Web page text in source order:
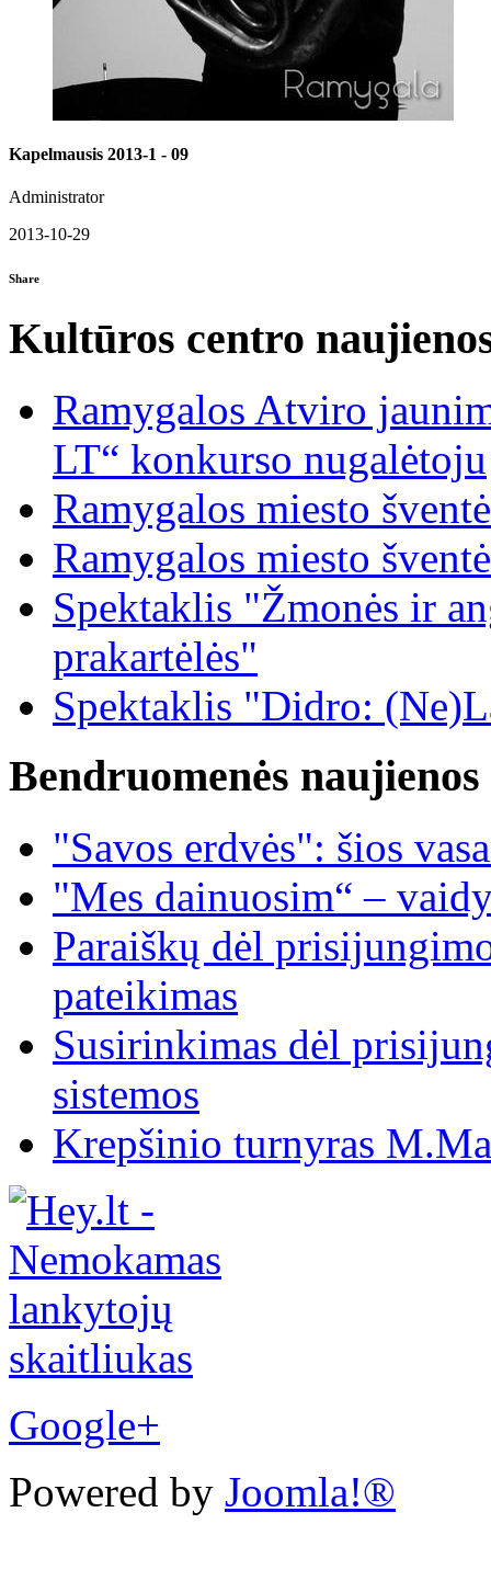
Kapelmausis 2013-1 - 09
Administrator
2013-10-29
Share
Kultūros centro
Ramygalos Atviro
LT“ konkurso nugalėtoju
Ramygalos miesto šventė
Ramygalos miesto šventė
Spektaklis "Žmonės ir
prakartėlės"
Spektaklis "Didro:
Bendruomenės naujienos
"Savos erdvės": šios
"Mes dainuosim“ –
Paraiškų dėl
pateikimas
Susirinkimas dėl
sistemos
Krepšinio turnyras
Google+
Powered by Joomla!®